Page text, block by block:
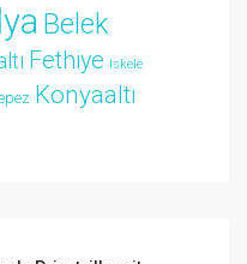
Belek
Fethiye Iskele
Konyaaltı